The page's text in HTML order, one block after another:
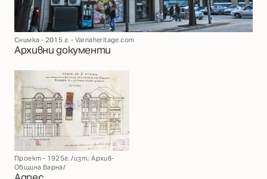
Снимка - 2015 г. - Varnaheritage.com
Архивни документи
Проект - 1925г. /изт.: Архив-
Община Варна/